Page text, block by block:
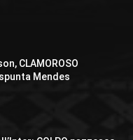
CLAMOROSO
spunta Mendes